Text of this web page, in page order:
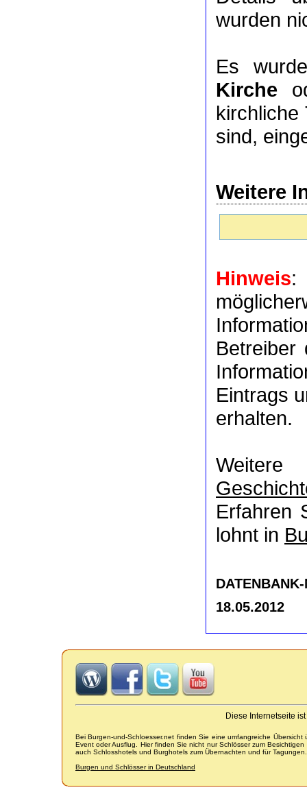
wurden
Es
Kirche
kirchliche
sind,
Weitere
Hinweis:
Eintrags
erhalten.
Weitere
Erfahren
lohnt in
18.05.2012
Diese Internetseite
Bei Burgen-und-Schloesser.net finden Sie eine umfangreiche
Event oder Ausflug. Hier finden Sie nicht nur Schlösser zum
auch Schlosshotels und Burghotels zum Übernachten und für Tagungen.
Burgen und Schlösser in Deutschland